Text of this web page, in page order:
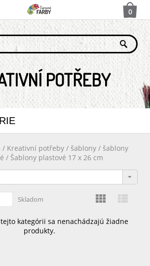
0
POTŘEBY
/ Kreativní potřeby/ šablony/ šablony
/ Šablony plastové 17 x 26 cm
Skladom
kategórii sa nenachádzajú žiadne
produkty.